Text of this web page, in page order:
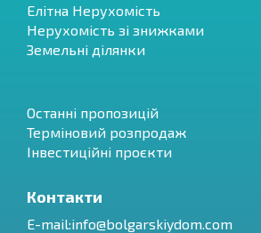
Елітна Нерухомість
Нерухомість зі знижками
Земельні ділянки
Останні пропозицій
Терміновий розпродаж
Інвестиційні проєкти
Контакти
E-mail:info@bolgarskiydom.com